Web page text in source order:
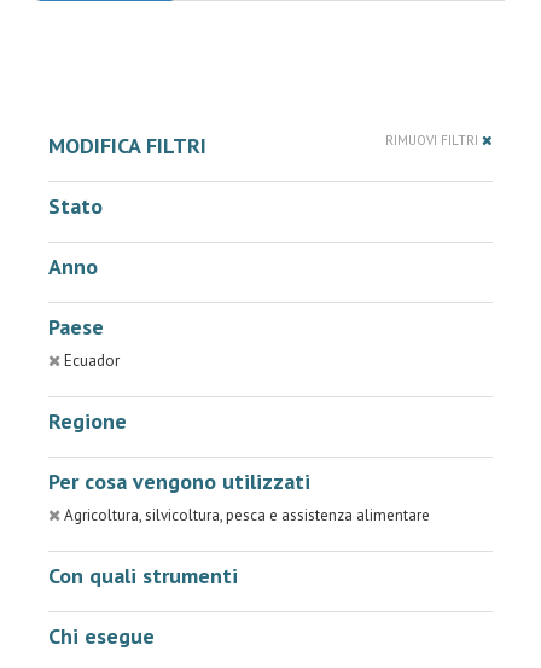
MODIFICA FILTRI RIMUOVI FILTRI
Stato
Anno
Paese
Ecuador
Regione
Per cosa vengono utilizzati
Agricoltura, silvicoltura, pesca e assistenza alimentare
Con quali strumenti
Chi esegue